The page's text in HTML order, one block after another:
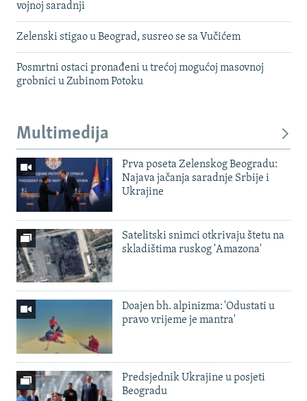
vojnoj saradnji
Zelenski stigao u Beograd, susreo se sa Vučićem
Posmrtni ostaci pronađeni u trećoj mogućoj masovnoj
grobnici u Zubinom Potoku
Multimedija
Prva poseta Zelenskog Beogradu:
Najava jačanja saradnje Srbije i
Ukrajine
Satelitski snimci otkrivaju štetu na
skladištima ruskog 'Amazona'
Doajen bh. alpinizma: 'Odustati u
pravo vrijeme je mantra'
Predsjednik Ukrajine u posjeti
Beogradu